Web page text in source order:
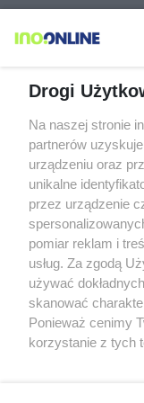
Drogi
Na naszej stronie
partnerów
urządzeniu oraz
unikalne
przez urządzenie
pomiar reklam i
usług. Za zgodą
używać
skanować
Ponieważ cenimy
korzystanie z tych